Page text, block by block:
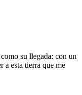
su llegada: con un
a esta tierra que me